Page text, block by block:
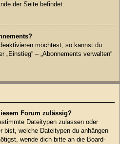
der Seite befindet.
möchtest, so kannst du
– „Abonnements verwalten“
Forum zulässig?
Dateitypen zulassen oder
bist, welche Dateitypen du anhängen
wende dich bitte an die Board-